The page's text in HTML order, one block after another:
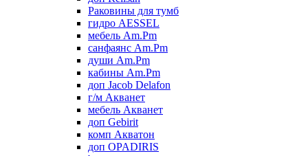
Раковины для тумб
гидро AESSEL
мебель Am.Pm
санфаянс Am.Pm
души Am.Pm
кабины Am.Pm
доп Jacob Delafon
г/м Акванет
мебель Акванет
доп Gebirit
комп Акватон
доп OPADIRIS